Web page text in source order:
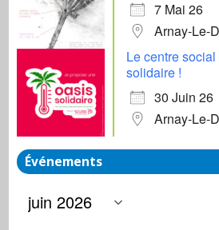
7 Mai 26
Arnay-Le-
Le centre
solidaire !
30 Juin 26
Arnay-Le-
Événements